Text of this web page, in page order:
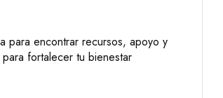
para encontrar recursos, apoyo y
fortalecer tu bienestar